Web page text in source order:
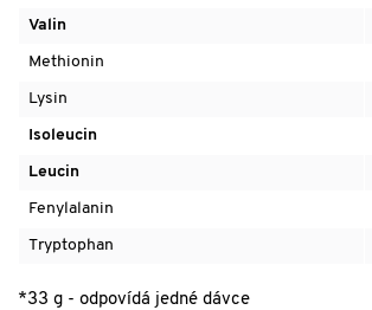
Valin
Methionin
Lysin
Isoleucin
Leucin
Fenylalanin
Tryptophan
*33 g - odpovídá jedné dávce